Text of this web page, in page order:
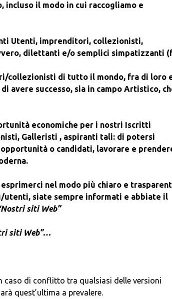
il modo in cui raccogliamo e
Utenti, imprenditori, collezionisti,
dilettanti e/o semplici simpatizzanti
collezionisti di tutto il mondo, fra di loro
avere successo, sia in campo Artistico,
economiche per i nostri Iscritti
Galleristi , aspiranti tali: di potersi
o candidati, lavorare e
nel modo più chiaro e
siate sempre informati e abbiate il
siti Web”
siti Web”…
caso di conflitto tra qualsiasi delle versioni
quest’ultima a prevalere.